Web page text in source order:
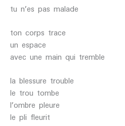
tu n’es pas malade
ton corps trace
un espace
avec une main qui tremble
la blessure trouble
le trou tombe
l’ombre pleure
le pli fleurit